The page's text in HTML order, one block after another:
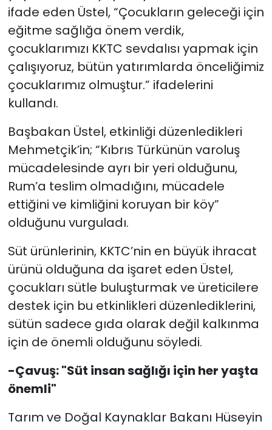
ifade eden Üstel, “Çocukların geleceği için
eğitme sağlığa önem verdik,
çocuklarımızı KKTC sevdalısı yapmak için
çalışıyoruz, bütün yatırımlarda önceliğimiz
çocuklarımız olmuştur.” ifadelerini
kullandı.
Başbakan Üstel, etkinliği düzenledikleri
Mehmetçik’in; “Kıbrıs Türkünün varoluş
mücadelesinde ayrı bir yeri olduğunu,
Rum’a teslim olmadığını, mücadele
ettiğini ve kimliğini koruyan bir köy”
olduğunu vurguladı.
Süt ürünlerinin, KKTC’nin en büyük ihracat
ürünü olduğuna da işaret eden Üstel,
çocukları sütle buluşturmak ve üreticilere
destek için bu etkinlikleri düzenlediklerini,
sütün sadece gıda olarak değil kalkınma
için de önemli olduğunu söyledi.
-Çavuş: "Süt insan sağlığı için her yaşta
önemli"
Tarım ve Doğal Kaynaklar Bakanı Hüseyin